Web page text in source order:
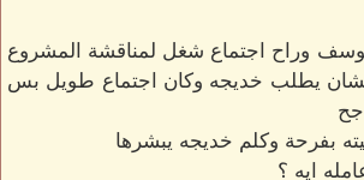
وراح اجتماع شغل لمناقشة المشروع
يطلب خديجه وكان اجتماع طويل بس
بفرحة وكلم خديجه يبشرها
ايه ؟